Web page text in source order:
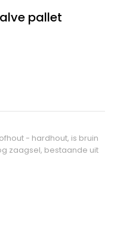
pallet
- hardhout, is bruin
zaagsel, bestaande uit